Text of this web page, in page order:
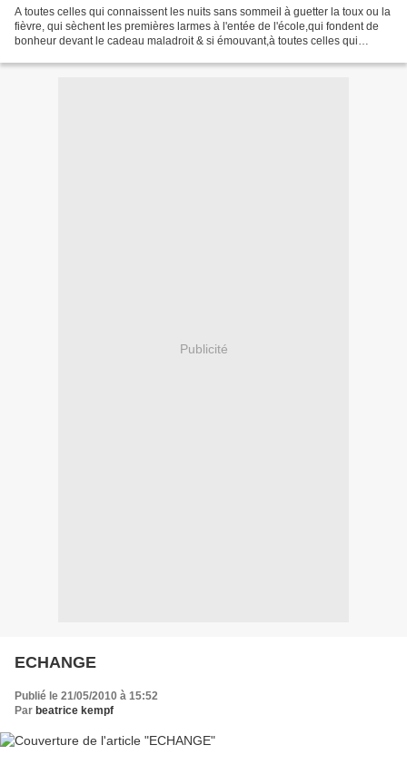
A toutes celles qui connaissent les nuits sans sommeil à guetter la toux ou la
fièvre, qui sèchent les premières larmes à l'entée de l'école,qui fondent de
bonheur devant le cadeau maladroit & si émouvant,à toutes celles qui
Publicité
ECHANGE
Publié le 21/05/2010 à 15:52
Par beatrice kempf